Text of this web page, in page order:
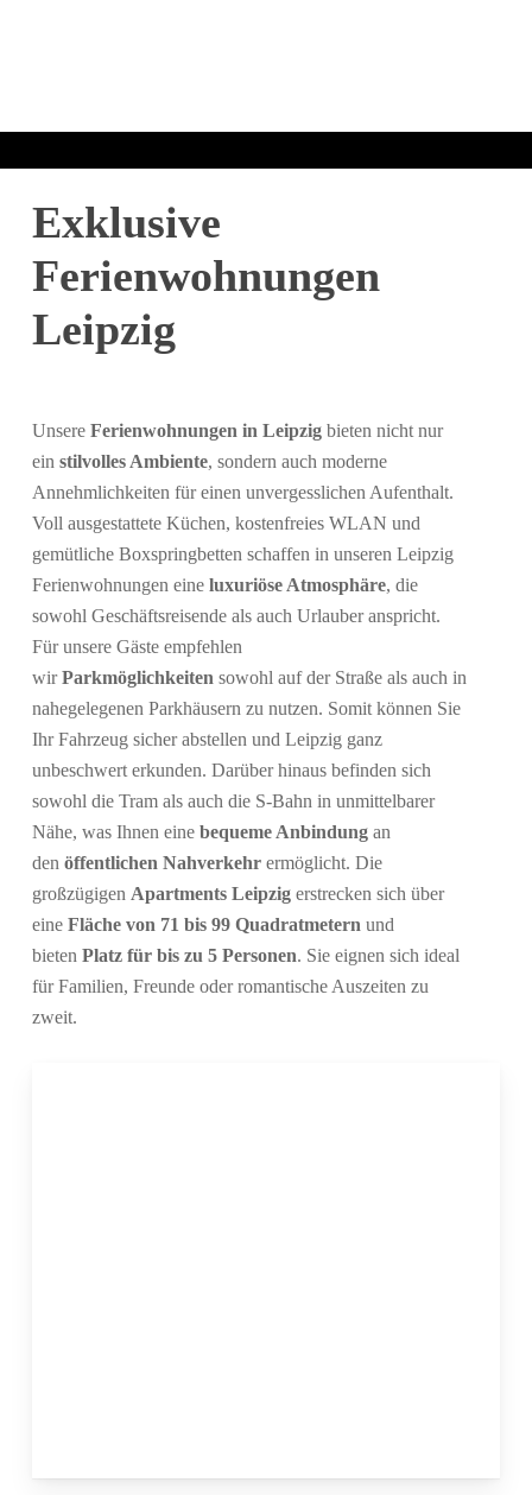
Exklusive
Ferienwohnungen
Leipzig
Unsere Ferienwohnungen in Leipzigbieten nicht nur
ein stilvolles Ambiente, sondern auch moderne
Annehmlichkeiten für einen unvergesslichen Aufenthalt.
Voll ausgestattete Küchen, kostenfreies WLAN und
gemütliche Boxspringbetten schaffen in unseren Leipzig
Ferienwohnungen eine luxuriöse Atmosphäre, die
sowohl Geschäftsreisende als auch Urlauber anspricht.
Für unsere Gäste empfehlen
wirParkmöglichkeiten sowohl auf der Straße als auch in
nahegelegenen Parkhäusern zu nutzen. Somit können Sie
Ihr Fahrzeug sicher abstellen und Leipzig ganz
unbeschwert erkunden. Darüber hinaus befinden sich
sowohl die Tram als auch die S-Bahn in unmittelbarer
Nähe, was Ihnen eine bequeme Anbindungan
den öffentlichen Nahverkehrermöglicht. Die
großzügigen Apartments Leipzigerstrecken sich über
eine Fläche von 71 bis 99 Quadratmetern und
bieten Platz für bis zu 5 Personen. Sie eignen sich ideal
für Familien, Freunde oder romantische Auszeiten zu
zweit.